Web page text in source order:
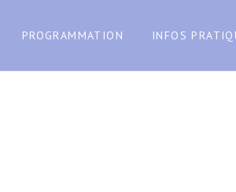
PROGRAMMATION INFOS